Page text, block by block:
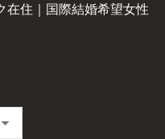
住｜国際結婚希望女性